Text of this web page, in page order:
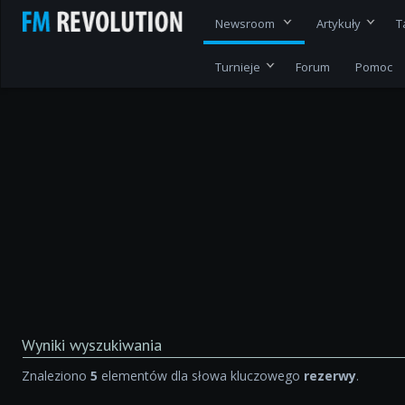
Newsroom Artykuły
Turnieje Forum Pomoc
Wyniki wyszukiwania
Znaleziono5 elementów dla słowa kluczowego rezerwy.